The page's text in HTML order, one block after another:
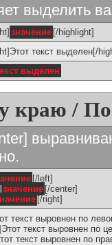
выделить
значение [/highlight]
текст выделен[/
выделен
краю /
[/left]
значение [/center]
[/right]
текст выровнен по
текст выровнен по
текст выровнен по